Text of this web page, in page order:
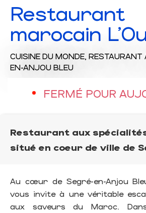
Restaurant
marocain
CUISINE DU MONDE, RESTAURANT
EN-ANJOU BLEU
FERMÉ POUR
Restaurant aux
situé en coeur de ville de
Au cœur de Segré-en-Anjou
vous invite à une véritable
aux saveurs du Maroc.